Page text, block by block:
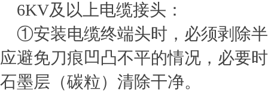
6KV及以上电缆接头：
①安装电缆终端头时，必须剥除
应避免刀痕凹凸不平的情况，必要
石墨层（碳粒）清除干净。